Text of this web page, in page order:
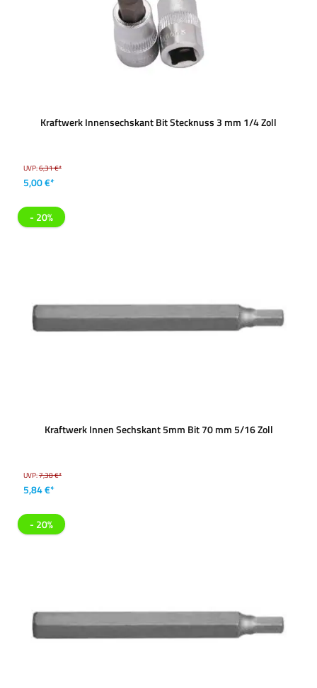
Kraftwerk Innensechskant Bit Stecknuss 3 mm 1/4 Zoll
UVP:6,31 €*
5,00 €*
- 20%
Kraftwerk Innen Sechskant 5mm Bit 70 mm 5/16 Zoll
UVP:7,38 €*
5,84 €*
- 20%